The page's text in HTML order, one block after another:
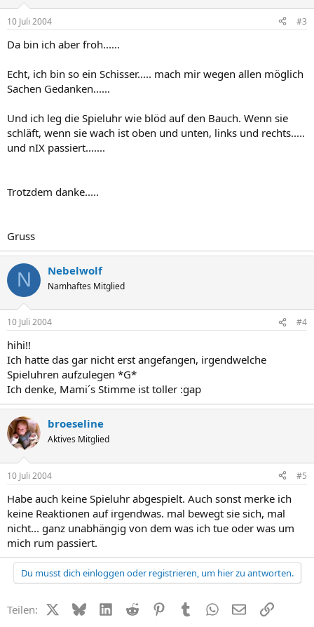
10 Juli 2004 #3
Da bin ich aber froh......
Echt, ich bin so ein Schisser..... mach mir wegen allen möglich
Sachen Gedanken......
Und ich leg die Spieluhr wie blöd auf den Bauch. Wenn sie
schläft, wenn sie wach ist oben und unten, links und rechts.....
und nIX passiert.......
Trotzdem danke.....
Gruss
N Nebelwolf
Namhaftes Mitglied
10 Juli 2004 #4
hihi!!
Ich hatte das gar nicht erst angefangen, irgendwelche
Spieluhren aufzulegen *G*
Ich denke, Mami´s Stimme ist toller :gap
broeseline
Aktives Mitglied
10 Juli 2004 #5
Habe auch keine Spieluhr abgespielt. Auch sonst merke ich
keine Reaktionen auf irgendwas. mal bewegt sie sich, mal
nicht... ganz unabhängig von dem was ich tue oder was um
mich rum passiert.
Du musst dich einloggen oder registrieren, um hier zu antworten.
Teilen: X (Twitter)
BlueskyLinkedIn
Reddit PinterestTumblr WhatsApp
E-MailLink